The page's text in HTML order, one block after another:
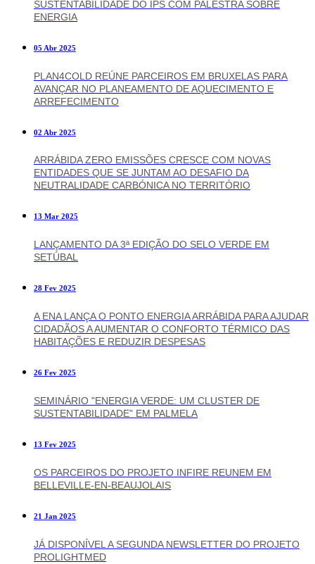
SUSTENTABILIDADE DO IPS COM PALESTRA SOBRE
ENERGIA
05 Abr 2025
PLAN4COLD REÚNE PARCEIROS EM BRUXELAS PARA
AVANÇAR NO PLANEAMENTO DE AQUECIMENTO E
ARREFECIMENTO
02 Abr 2025
ARRÁBIDA ZERO EMISSÕES CRESCE COM NOVAS
ENTIDADES QUE SE JUNTAM AO DESAFIO DA
NEUTRALIDADE CARBÓNICA NO TERRITÓRIO
13 Mar 2025
LANÇAMENTO DA 3ª EDIÇÃO DO SELO VERDE EM
SETÚBAL
28 Fev 2025
A ENA LANÇA O PONTO ENERGIA ARRÁBIDA PARA AJUDAR
CIDADÃOS A AUMENTAR O CONFORTO TÉRMICO DAS
HABITAÇÕES E REDUZIR DESPESAS
26 Fev 2025
SEMINÁRIO "ENERGIA VERDE: UM CLUSTER DE
SUSTENTABILIDADE" EM PALMELA
13 Fev 2025
OS PARCEIROS DO PROJETO INFIRE REUNEM EM
BELLEVILLE-EN-BEAUJOLAIS
21 Jan 2025
JÁ DISPONÍVEL A SEGUNDA NEWSLETTER DO PROJETO
PROLIGHTMED